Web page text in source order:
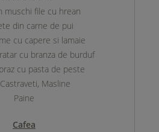
muschi file cu hrean
din carne de pui
cu capere si lamaie
cu branza de burduf
cu pasta de peste
Masline
Paine
Cafea